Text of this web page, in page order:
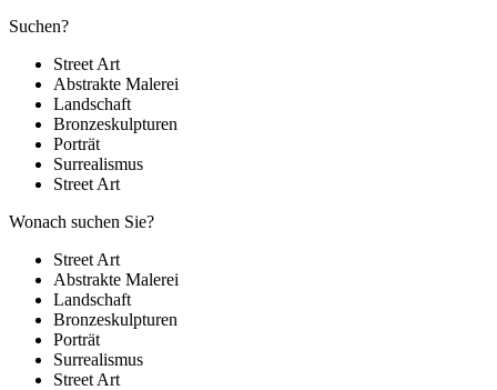
Suchen?
Street Art
Abstrakte Malerei
Landschaft
Bronzeskulpturen
Porträt
Surrealismus
Street Art
Wonach suchen Sie?
Street Art
Abstrakte Malerei
Landschaft
Bronzeskulpturen
Porträt
Surrealismus
Street Art